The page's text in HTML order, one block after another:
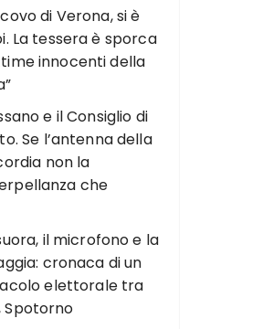
di Verona, si è
La tessera è sporca
innocenti della
e il Consiglio di
Se l’antenna della
non la
che
il microfono e la
cronaca di un
elettorale tra
Spotorno